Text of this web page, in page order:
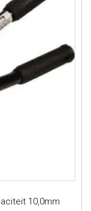
10,0mm